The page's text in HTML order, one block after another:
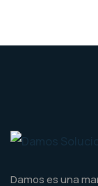
Damos es una